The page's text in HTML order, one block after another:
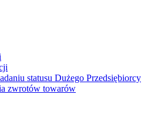
statusu Dużego Przedsiębiorcy
zwrotów towarów